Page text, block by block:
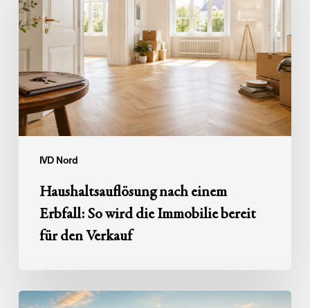
IVD Nord
Erbfall:
die
Immobilie
bereit
für
Haushaltsauflösung nach einem
Erbfall: So wird die Immobilie bereit
für den Verkauf
Zwischen